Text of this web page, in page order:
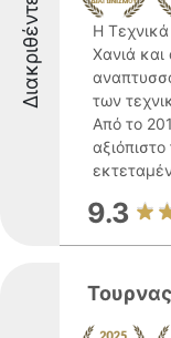
Διακριθέντες
Η
Χανιά και
των
Από το
9.3